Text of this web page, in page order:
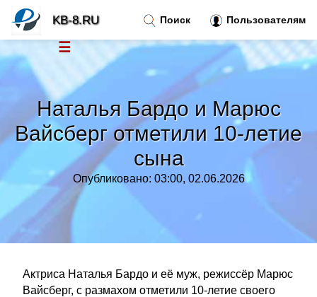
Наталья Бардо и Марюс
Вайсберг отметили 10-летие
сына
Опубликовано: 03:00, 02.06.2026
Актриса Наталья Бардо и её муж, режиссёр Марюс
Вайсберг, с размахом отметили 10-летие своего
Поиск Пользователям
KB-8.RU
☰
Новости
Тренды новостей»
»
Правила »
Контакт»